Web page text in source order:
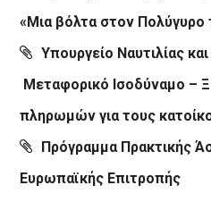
«Μια βόλτα στον Πολύγυρο
Υπουργείο Ναυτιλίας
Μεταφορικό Ισοδύναμο –
πληρωμών για τους
Πρόγραμμα Πρακτικής
Ευρωπαϊκής Επιτροπής